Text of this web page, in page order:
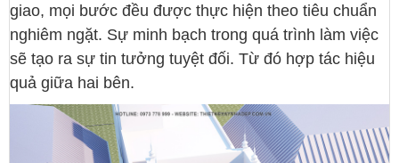
giao, mọi bước đều được thực hiện theo tiêu chuẩn
nghiêm ngặt. Sự minh bạch trong quá trình làm việc
sẽ tạo ra sự tin tưởng tuyệt đối. Từ đó hợp tác hiệu
quả giữa hai bên.